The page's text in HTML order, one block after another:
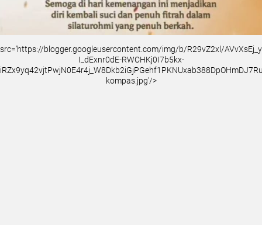
src='https://blogger.googleusercontent.com/img/b/R29vZ2xl/
I_dExnr0dE-RWCHKj0I7b5kx-
kompas.jpg'/>